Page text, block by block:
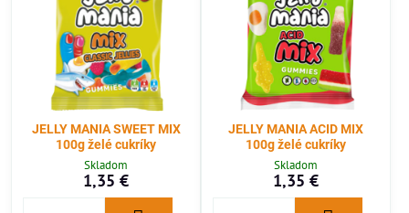
JELLY MANIA SWEET MIX
100g želé cukríky
Skladom
1,35 €
JELLY MANIA ACID MIX
100g želé cukríky
Skladom
1,35 €